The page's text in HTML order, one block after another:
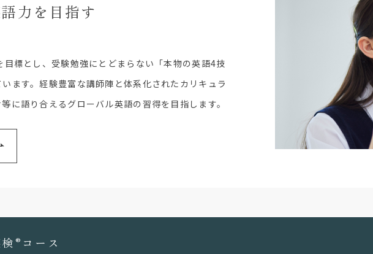
力を目指す
標とし、受験勉強にとどまらない「本物の英語4技
ます。経験豊富な講師陣と体系化されたカリキュラ
に語り合えるグローバル英語の習得を目指します。
® コース